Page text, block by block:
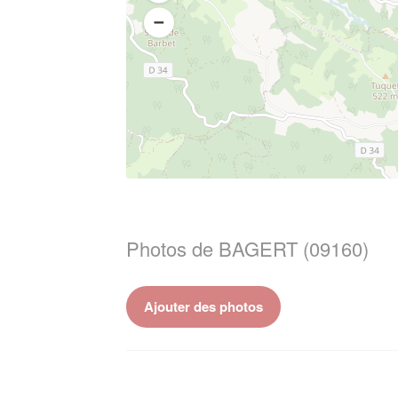
Photos de BAGERT (09160)
Ajouter des photos